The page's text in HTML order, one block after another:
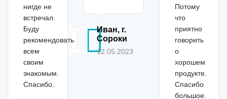
нигде не
встречал.
Буду
рекомендовать
всем
своим
знакомым.
Спасибо.
Иван, г.
Сороки
12.05.2023
Потому
что
приятно
говорить
о
хорошем
продукте.
Спасибо
большое.